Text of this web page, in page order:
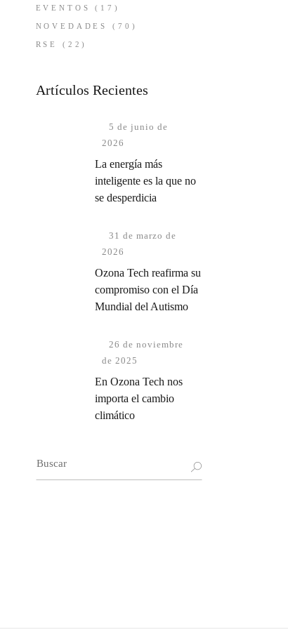
EVENTOS (17)
NOVEDADES (70)
RSE (22)
Artículos Recientes
5 de junio de
2026
La energía más
inteligente es la que no
se desperdicia
31 de marzo de
2026
Ozona Tech reafirma su
compromiso con el Día
Mundial del Autismo
26 de noviembre
de 2025
En Ozona Tech nos
importa el cambio
climático
Buscar: